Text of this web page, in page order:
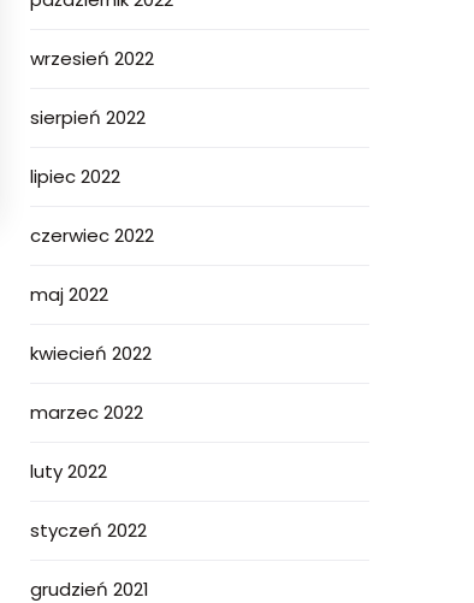
wrzesień 2022
sierpień 2022
lipiec 2022
czerwiec 2022
maj 2022
kwiecień 2022
marzec 2022
luty 2022
styczeń 2022
grudzień 2021